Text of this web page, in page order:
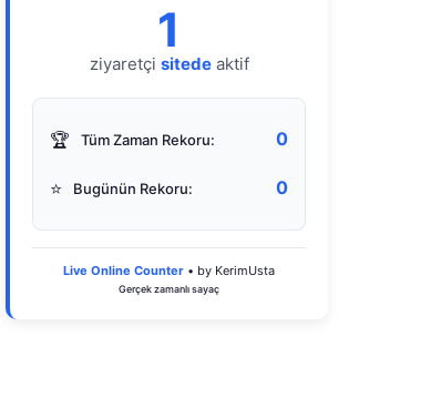
1
ziyaretçi sitedeaktif
🏆 Tüm Zaman Rekoru: 0
⭐ Bugünün Rekoru: 0
Live Online Counter • by KerimUsta
Gerçek zamanlı sayaç